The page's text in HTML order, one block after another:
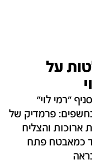
על
"רמי לוי"
פרמדיק של
ארוכות והצליח
כמאבטח פתח